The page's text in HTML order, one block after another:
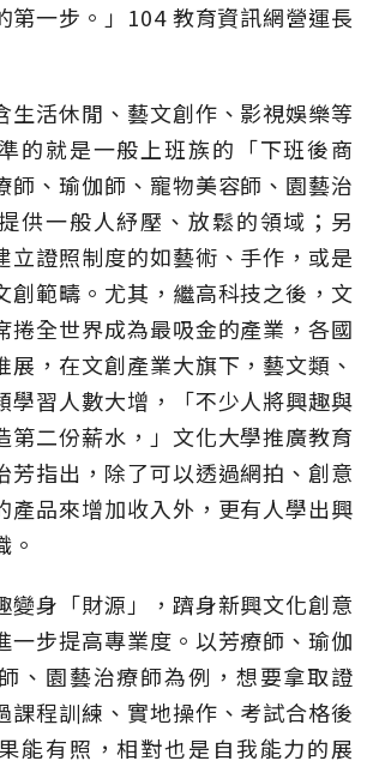
第一步。」104 教育資訊網營運長
生活休閒、藝文創作、影視娛樂等
的就是一般上班族的「下班後商
師、瑜伽師、寵物美容師、園藝治
供一般人紓壓、放鬆的領域；另
立證照制度的如藝術、手作，或是
創範疇。尤其，繼高科技之後，文
捲全世界成為最吸金的產業，各國
展，在文創產業大旗下，藝文類、
學習人數大增，「不少人將興趣與
第二份薪水，」文化大學推廣教育
芳指出，除了可以透過網拍、創意
產品來增加收入外，更有人學出興
。
變身「財源」，躋身新興文化創意
一步提高專業度。以芳療師、瑜伽
、園藝治療師為例，想要拿取證
課程訓練、實地操作、考試合格後
能有照，相對也是自我能力的展